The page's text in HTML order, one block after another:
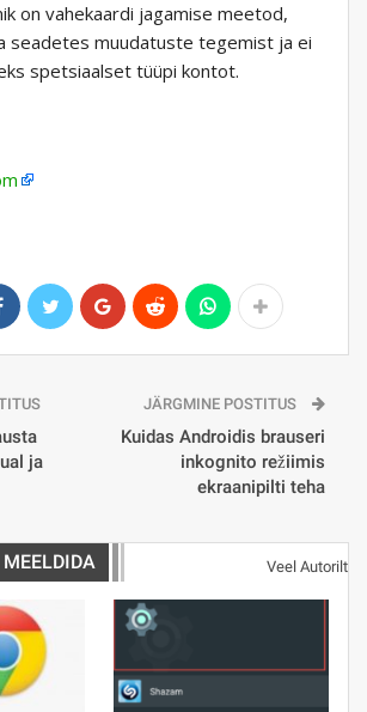
on vahekaardi jagamise meetod,
seadetes muudatuste tegemist ja ei
spetsiaalset tüüpi kontot.
ja
JÄRGMINE POSTITUS
Kuidas Androidis brauseri
inkognito režiimis
ekraanipilti teha
Veel Autorilt